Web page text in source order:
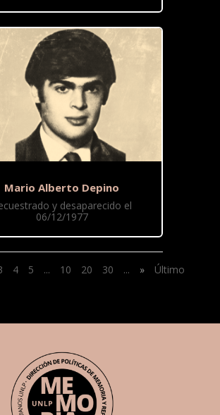
Mario Alberto Depino
y desaparecido el
06/12/1977
4 5 ... 10 20 30 ... » Último